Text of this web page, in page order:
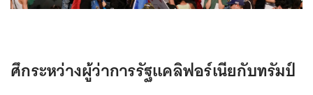
ศึกระหว่างผู้ว่าการรัฐแคลิฟอร์เนียกับทรัมป์